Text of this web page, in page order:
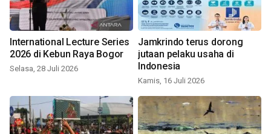
International Lecture Series
2026 di Kebun Raya Bogor
Selasa, 28 Juli 2026
Jamkrindo terus dorong
jutaan pelaku usaha di
Indonesia
Kamis, 16 Juli 2026